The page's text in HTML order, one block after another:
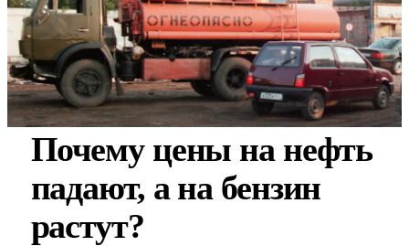
Почему цены на нефть
падают, а на бензин
растут?